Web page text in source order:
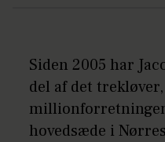
Siden 2005 har
del af det
hovedsæde i